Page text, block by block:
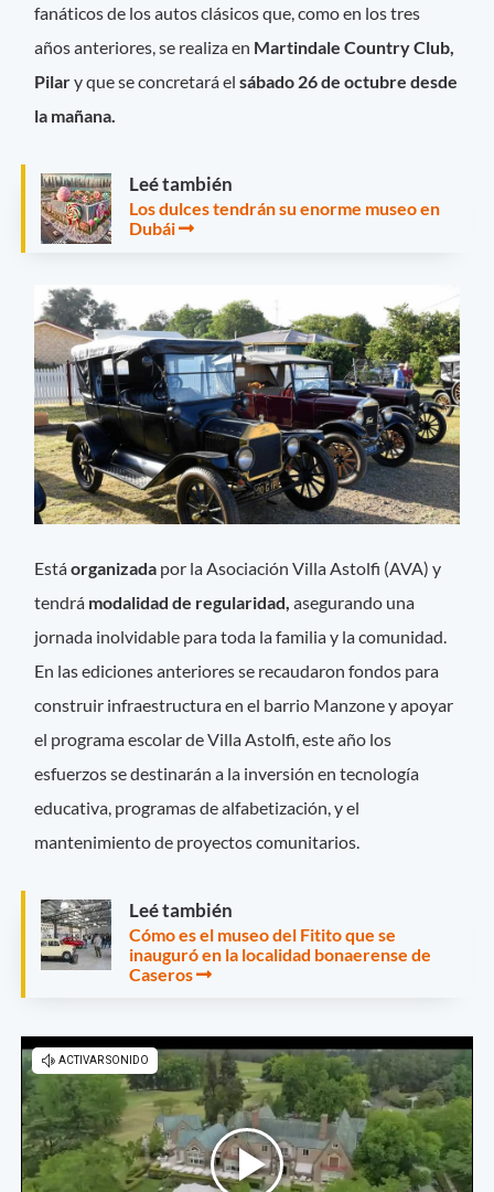
fanáticos de los autos clásicos que, como en los tres
años anteriores, se realiza en Martindale Country Club,
Pilary que se concretará elsábado 26 de octubre desde
la mañana.
Leé también
Los dulces tendrán su enorme museo en
Dubái
Estáorganizada por la Asociación Villa Astolfi (AVA) y
tendrá modalidad de regularidad, asegurando una
jornada inolvidable para toda la familia y la comunidad.
En las ediciones anteriores se recaudaron fondos para
construir infraestructura en el barrio Manzone y apoyar
el programa escolar de Villa Astolfi, este año los
esfuerzos se destinarán a la inversión en tecnología
educativa, programas de alfabetización, y el
mantenimiento de proyectos comunitarios.
Leé también
Cómo es el museo del Fitito que se
inauguró en la localidad bonaerense de
Caseros